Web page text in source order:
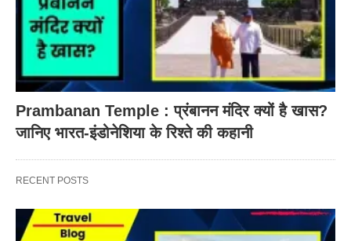
Prambanan Temple : प्रंबानन मंदिर क्यों है खास?
जानिए भारत-इंडोनेशिया के रिश्ते की कहानी
RECENT POSTS